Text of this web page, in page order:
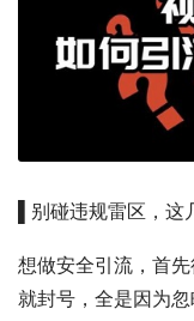
▌别碰违规雷区，
想做安全引流，首
就封号，全是因为忽